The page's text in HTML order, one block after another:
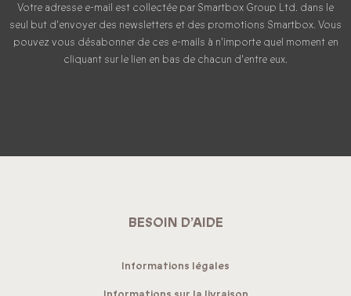
Votre adresse e-mail est collectée par Smartbox Group Ltd. dans le
seul but d'envoyer des newsletters et des promotions Smartbox. Vous
pouvez vous désabonner de ces e-mails à n'importe quel moment en
cliquant sur le lien en bas de chacun d'entre eux.
BESOIN D’AIDE
Informations légales